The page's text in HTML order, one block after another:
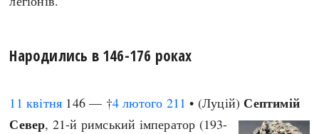
Народились в 146-176 роках
11 квітня 146 — †4 лютого 211 • (Луцій) Септимій
Север, 21-й римський імператор (193-